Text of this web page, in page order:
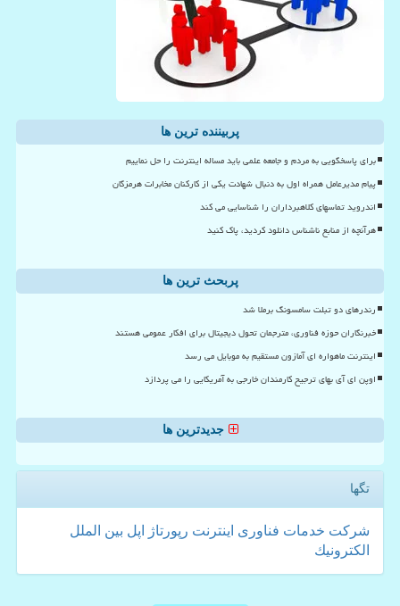
پربیننده ترین ها
برای پاسخگویی به مردم و جامعه علمی باید مساله اینترنت را حل نماییم
پیام مدیرعامل همراه اول به دنبال شهادت یکی از کارکنان مخابرات هرمزگان
اندروید تماسهای کلاهبرداران را شناسایی می کند
هرآنچه از منابع ناشناس دانلود کردید، پاک کنید
پربحث ترین ها
رندرهای دو تبلت سامسونگ برملا شد
خبرنگاران حوزه فناوری، مترجمان تحول دیجیتال برای افکار عمومی هستند
اینترنت ماهواره ای آمازون مستقیم به موبایل می رسد
اوپن ای آی بهای ترجیح کارمندان خارجی به آمریکایی را می پردازد
جدیدترین ها
تگها
شركت خدمات فناوری اینترنت رپورتاژ اپل بین الملل
الكترونیك